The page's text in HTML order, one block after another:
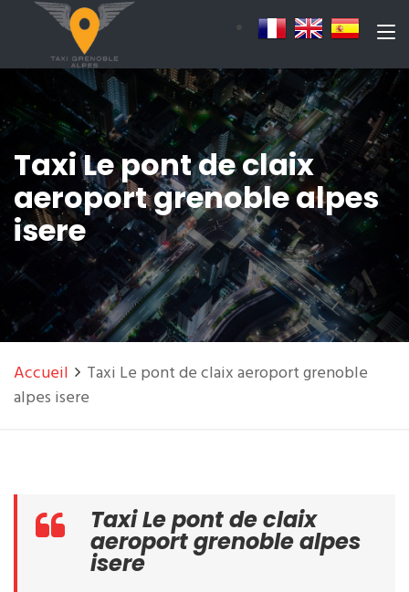
Taxi Le pont de claix
aeroport grenoble alpes
isere
Accueil
Taxi Le pont de claix aeroport grenoble
alpes isere
Taxi Le pont de claix
aeroport grenoble alpes
isere